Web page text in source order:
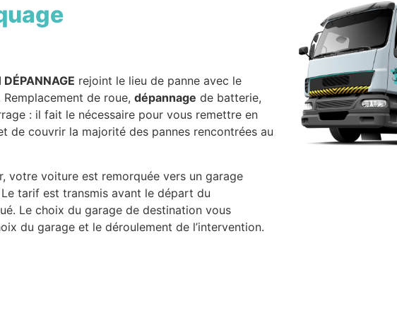
DÉPANNAGE rejoint le lieu de panne avec le
de roue, dépannage de batterie,
: il fait le nécessaire pour vous remettre en
de couvrir la majorité des pannes rencontrées au
votre voiture est remorquée vers un garage
tarif est transmis avant le départ du
Le choix du garage de destination vous
du garage et le déroulement de l’intervention.